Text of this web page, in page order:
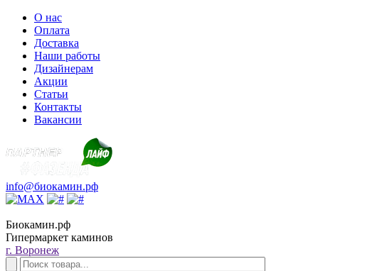
О нас
Оплата
Доставка
Наши работы
Дизайнерам
Акции
Статьи
Контакты
Вакансии
info@биокамин.рф
Биокамин.рф
Гипермаркет каминов
г. Воронеж